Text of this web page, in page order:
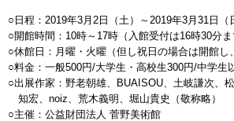
日程：2019年3月2日（土）～2019年3月31日（
開館時間：10時～17時（入館受付は16時30分ま
休館日：月曜・火曜（但し祝日の場合は開館し
料金：一般500円/大学生・高校生300円/中学生
出展作家：野老朝雄、BUAISOU、土岐謙次、
知宏、noiz、荒木義明、堀山貴史（敬称略）
主催：公益財団法人 菅野美術館